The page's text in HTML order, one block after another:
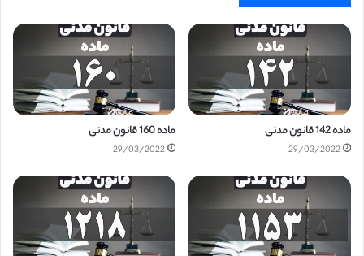
ماده 142 قانون مدنی
29/03/2022
ماده 160 قانون مدنی
29/03/2022